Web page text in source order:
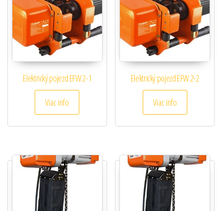
Elektrický pojezd EFW 2-1
Viac info
Elektrický pojezd EFW 2-2
Viac info